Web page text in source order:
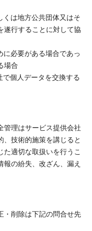
くは地方公共団体又はそ
遂行することに対して協
に必要がある場合であっ
場合
個人データを交換する
管理はサービス提供会社
、技術的施策を講じると
た適切な取扱いを行うこ
報の紛失、改ざん、漏え
・削除は下記の問合せ先